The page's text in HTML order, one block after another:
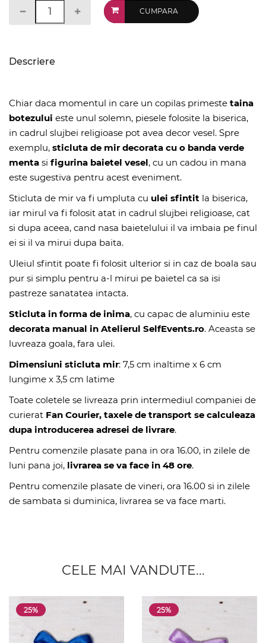
CUMPARA
Descriere
Chiar daca momentul in care un copilas primeste taina
botezului este unul solemn, piesele folosite la biserica,
in cadrul slujbei religioase pot avea decor vesel. Spre
exemplu, sticluta de mir decorata cu o banda verde
menta si figurina baietel vesel, cu un cadou in mana
este sugestiva pentru acest eveniment.
Sticluta de mir va fi umpluta cu ulei sfintit la biserica,
iar mirul va fi folosit atat in cadrul slujbei religioase, cat
si dupa aceea, cand nasa baietelului il va imbaia pe finul
ei si il va mirui dupa baita.
Uleiul sfintit poate fi folosit ulterior si in caz de boala sau
pur si simplu pentru a-l mirui pe baietel ca sa isi
pastreze sanatatea intacta.
Sticluta in forma de inima, cu capac de aluminiu este
decorata manual in Atelierul SelfEvents.ro. Aceasta se
luvreaza goala, fara ulei.
Dimensiuni sticluta mir: 7,5 cm inaltime x 6 cm
lungime x 3,5 cm latime
Toate coletele se livreaza prin intermediul companiei de
curierat Fan Courier, taxele de transport se calculeaza
dupa introducerea adresei de livrare.
Pentru comenzile plasate pana in ora 16.00, in zilele de
luni pana joi, livrarea se va face in 48 ore.
Pentru comenzile plasate de vineri, ora 16.00 si in zilele
de sambata si duminica, livrarea se va face marti.
CELE MAI VANDUTE...
25% 25%